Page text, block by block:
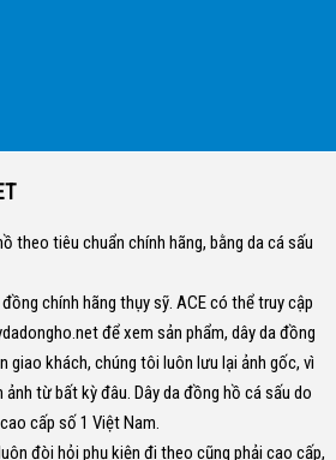
theo tiêu chuẩn chính hãng, bằng da cá sấu
chính hãng thụy sỹ. ACE có thể truy cập
để xem sản phẩm, dây da đồng
giao khách, chúng tôi luôn lưu lại ảnh gốc, vì
ảnh từ bất kỳ đâu. Dây da đồng hồ cá sấu do
cấp số 1 Việt Nam.
đòi hỏi phụ kiện đi theo cũng phải cao cấp,